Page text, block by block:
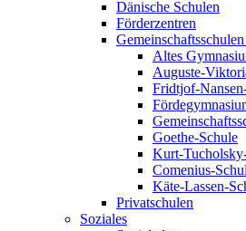
Dänische Schulen
Förderzentren
Altes
Auguste-
Fridtjof-
Goethe-Schule
Kurt-
Comenius-
Käte-Lassen-
Privatschulen
Soziales